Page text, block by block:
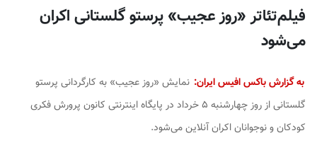
فیلم‌تئاتر «روز عجیب» پرستو گلستانی اکران
می‌شود
به گزارش باکس افیس ایران: نمایش «روز عجیب» به کارگردانی پرستو
گلستانی از روز چهارشنبه ۵ خرداد در پایگاه اینترنتی کانون پرورش فکری
کودکان و نوجوانان اکران آنلاین می‌شود.